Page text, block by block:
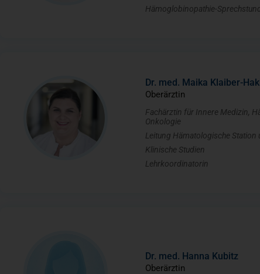
Hämoglobinopathie-
Dr. med. Maika Klaiber-
Oberärztin
Fachärztin für Innere Medizin,
Onkologie
Leitung Hämatologische
Klinische Studien
Lehrkoordinatorin
Dr. med. Hanna Kubitz
Oberärztin